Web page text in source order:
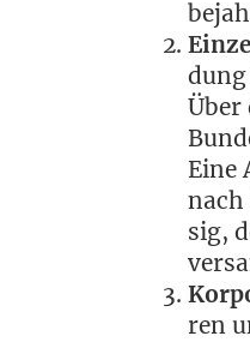
Über
Eine
nach
sig,
ren